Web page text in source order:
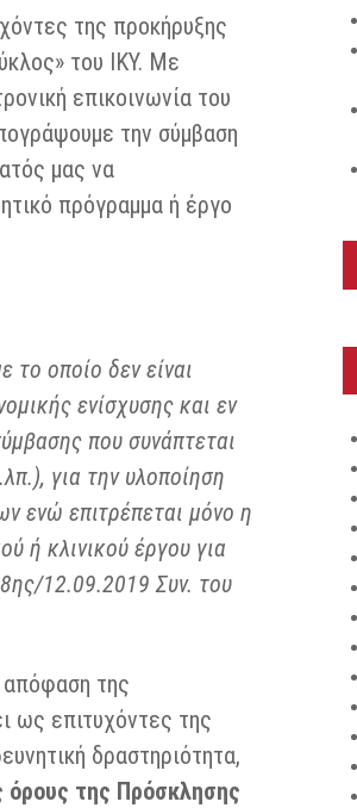
της προκήρυξης
του ΙΚΥ. Με
επικοινωνία του
την σύμβαση
μας να
πρόγραμμα ή έργο
οποίο δεν είναι
ενίσχυσης και εν
που συνάπτεται
για την υλοποίηση
ενώ επιτρέπεται μόνο η
ή κλινικού έργου για
12.09.2019 Συν. του
απόφαση της
ως επιτυχόντες της
δραστηριότητα,
όρους της Πρόσκλησης